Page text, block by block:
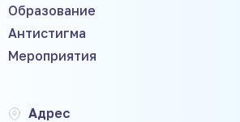
Образование
Антистигма
Мероприятия
Адрес